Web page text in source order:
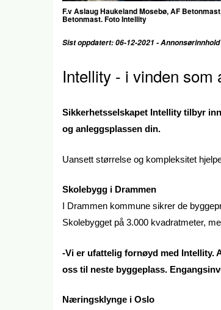
F.v Aslaug Haukeland Mosebø, AF
Betonmast. Foto Intellity
Sist oppdatert: 06-12-2021 - Annonsørinnhold
Intellity - i vinden som
Sikkerhetsselskapet Intellity tilbyr
og anleggsplassen din.
Uansett størrelse og kompleksitet
Skolebygg i Drammen
I Drammen kommune sikrer de
Skolebygget på 3.000 kvadratmeter,
-Vi er ufattelig fornøyd med Intellity.
oss til neste byggeplass.
Næringsklynge i Oslo